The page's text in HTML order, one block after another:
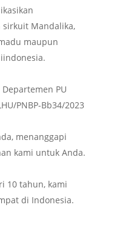
Mandalika,
maupun
PU
PNBP-Bb34/2023
menanggapi
kami untuk Anda.
10 tahun, kami
di Indonesia.